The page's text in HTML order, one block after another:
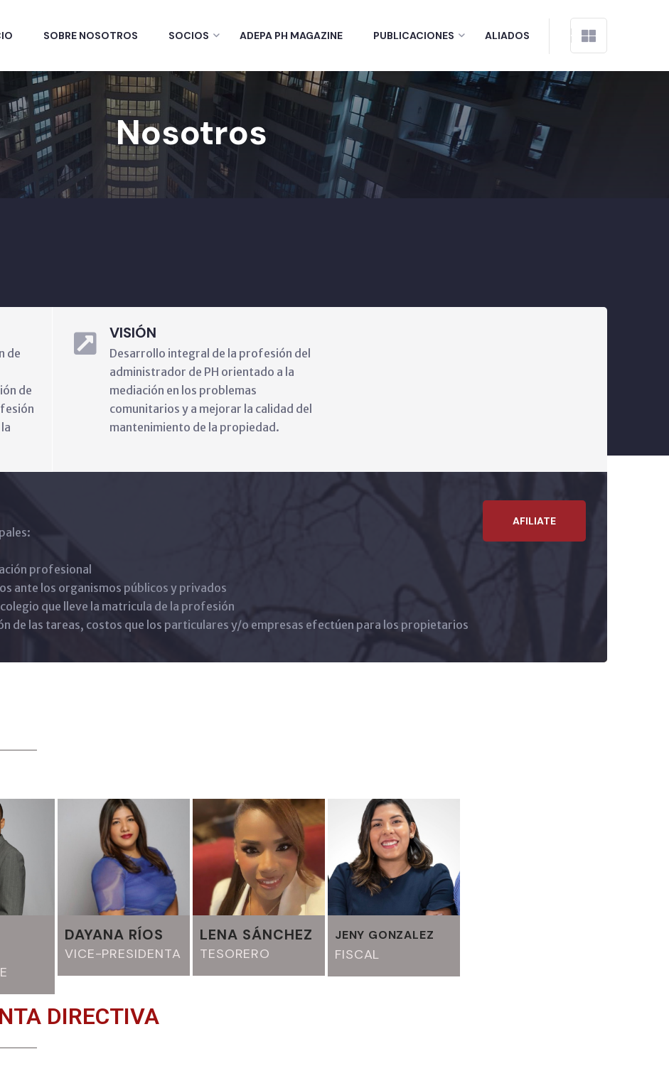
SOBRE NOSOTROS SOCIOS ADEPA PH MAGAZINE PUBLICACIONES ALIADOS
Nosotros
de
de
VISIÓN
Desarrollo integral de la profesión del
administrador de PH orientado a la
mediación en los problemas
comunitarios y a mejorar la calidad del
mantenimiento de la propiedad.
profesional
ante los organismos públicos y privados
que lleve la matricula de la profesión
de las tareas, costos que los particulares y/o empresas efectúen para los propietarios
AFILIATE
DAYANA RÍOS
VICE-PRESIDENTA
LENA SÁNCHEZ
TESORERO
JENY GONZALEZ
FISCAL
DIRECTIVA